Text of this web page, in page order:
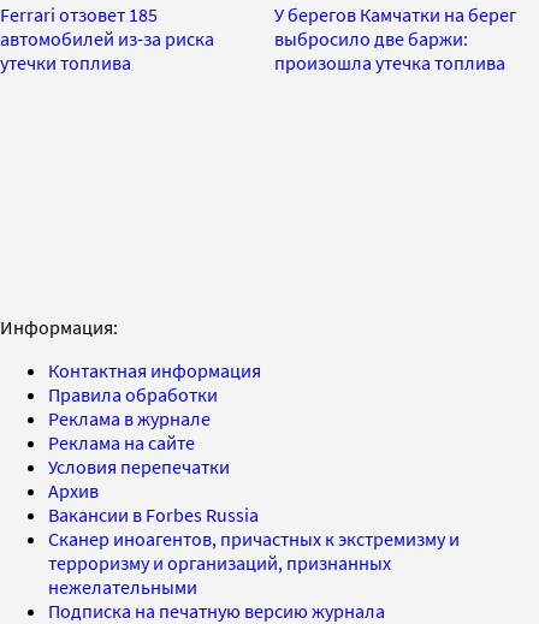
Ferrari отзовет 185
автомобилей из-за риска
утечки топлива
У берегов Камчатки на берег
выбросило две баржи:
произошла утечка топлива
Информация:
Контактная информация
Правила обработки
Реклама в журнале
Реклама на сайте
Условия перепечатки
Архив
Вакансии в Forbes Russia
Сканер иноагентов, причастных к экстремизму и
терроризму и организаций, признанных
нежелательными
Подписка на печатную версию журнала